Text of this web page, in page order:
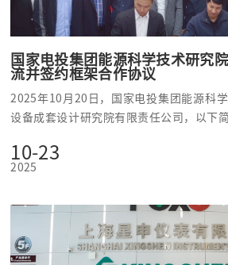
国家电投集团能源科学技术研究
流并签约框架合作协议
2025年10月20日，国家电投集团能源科
设备成套设计研究院有限责任公司，以下
研院（上海成套院）材料技术中心圆满完
议签约仪式
10-23
2025